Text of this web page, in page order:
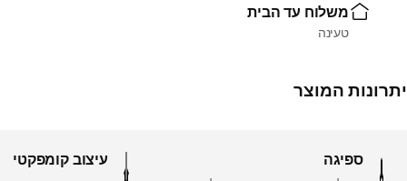
משלוח עד הבית
טעינה
יתרונות המוצר
ספיגה עיצוב קומפקטי